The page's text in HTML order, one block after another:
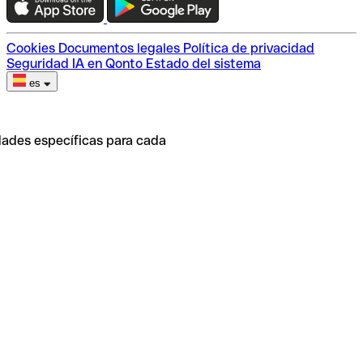
Cookies Documentos legales Política de privacidad
Seguridad IA en Qonto Estado del sistema
es
específicas para cada